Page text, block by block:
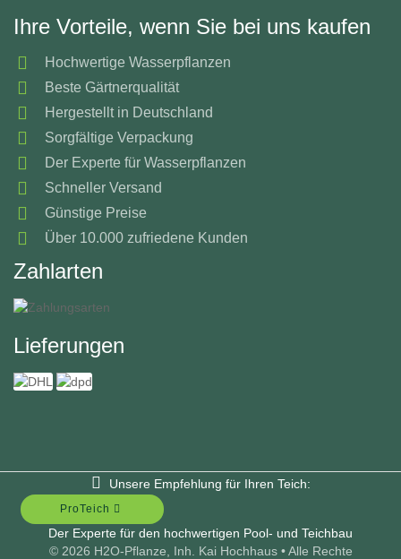
Ihre Vorteile, wenn Sie bei uns kaufen
Hochwertige Wasserpflanzen
Beste Gärtnerqualität
Hergestellt in Deutschland
Sorgfältige Verpackung
Der Experte für Wasserpflanzen
Schneller Versand
Günstige Preise
Über 10.000 zufriedene Kunden
Zahlarten
Lieferungen
Unsere Empfehlung für Ihren Teich:
ProTeich
Der Experte für den hochwertigen Pool- und Teichbau
© 2026 H2O-Pflanze, Inh. Kai Hochhaus • Alle Rechte